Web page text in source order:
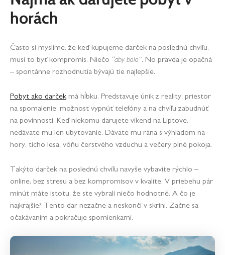
horách
Často si myslíme, že keď kupujeme darček na poslednú chvíľu,
musí to byť kompromis. Niečo “aby bolo”. No pravda je opačná
– spontánne rozhodnutia bývajú tie najlepšie.
Pobyt ako darček má hĺbku. Predstavuje únik z reality, priestor
na spomalenie, možnosť vypnúť telefóny a na chvíľu zabudnúť
na povinnosti. Keď niekomu darujete víkend na Liptove,
nedávate mu len ubytovanie. Dávate mu rána s výhľadom na
hory, ticho lesa, vôňu čerstvého vzduchu a večery plné pokoja.
Takýto darček na poslednú chvíľu navyše vybavíte rýchlo –
online, bez stresu a bez kompromisov v kvalite. V priebehu pár
minút máte istotu, že ste vybrali niečo hodnotné. A čo je
najkrajšie? Tento dar nezačne a neskončí v skrini. Začne sa
očakávaním a pokračuje spomienkami.